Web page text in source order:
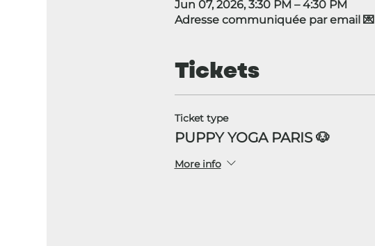
Jun 07, 2026, 3:30 PM – 4:30 PM
Adresse communiquée par email 💌
Tickets
Ticket type
PUPPY YOGA PARIS 🐶
More info